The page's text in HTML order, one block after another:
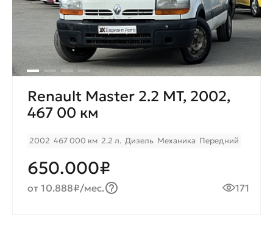
Renault Master 2.2 MT, 2002,
467 00 км
2002 467 000 км 2.2 л. Дизель Механика Передний
650.000₽
от 10.888₽/мес. 171